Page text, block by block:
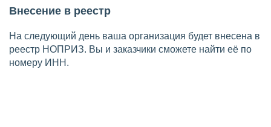
Внесение в реестр
На следующий день ваша организация будет внесена в
реестр НОПРИЗ. Вы и заказчики сможете найти её по
номеру ИНН.